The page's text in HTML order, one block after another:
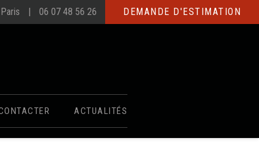
06 07 48 56 26 DEMANDE D'ESTIMATION
ACTUALITÉS